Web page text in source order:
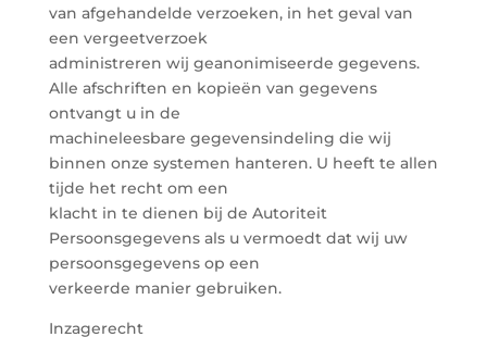
van afgehandelde verzoeken, in het geval van
een vergeetverzoek
administreren wij geanonimiseerde gegevens.
Alle afschriften en kopieën van gegevens
ontvangt u in de
machineleesbare gegevensindeling die wij
binnen onze systemen hanteren. U heeft te allen
tijde het recht om een
klacht in te dienen bij de Autoriteit
Persoonsgegevens als u vermoedt dat wij uw
persoonsgegevens op een
verkeerde manier gebruiken.
Inzagerecht